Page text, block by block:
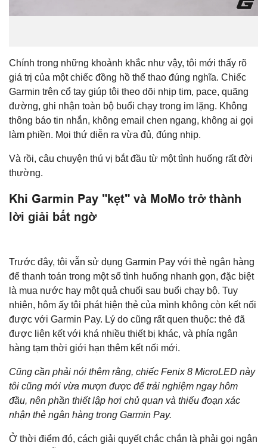
Chính trong những khoảnh khắc như vậy, tôi mới thấy rõ
giá trị của một chiếc đồng hồ thể thao đúng nghĩa. Chiếc
Garmin trên cổ tay giúp tôi theo dõi nhịp tim, pace, quãng
đường, ghi nhận toàn bộ buổi chạy trong im lặng. Không
thông báo tin nhắn, không email chen ngang, không ai gọi
làm phiền. Mọi thứ diễn ra vừa đủ, đúng nhịp.
Và rồi, câu chuyện thú vị bắt đầu từ một tình huống rất đời
thường.
Khi Garmin Pay "kẹt" và MoMo trở thành
lời giải bất ngờ
Trước đây, tôi vẫn sử dụng Garmin Pay với thẻ ngân hàng
để thanh toán trong một số tình huống nhanh gọn, đặc biệt
là mua nước hay một quả chuối sau buổi chạy bộ. Tuy
nhiên, hôm ấy tôi phát hiện thẻ của mình không còn kết nối
được với Garmin Pay. Lý do cũng rất quen thuộc: thẻ đã
được liên kết với khá nhiều thiết bị khác, và phía ngân
hàng tạm thời giới hạn thêm kết nối mới.
Cũng cần phải nói thêm rằng, chiếc Fenix 8 MicroLED này
tôi cũng mới vừa mượn được để trải nghiệm ngay hôm
đầu, nên phần thiết lập hơi chủ quan và thiếu đoạn xác
nhận thẻ ngân hàng trong Garmin Pay.
Ở thời điểm đó, cách giải quyết chắc chắn là phải gọi ngân